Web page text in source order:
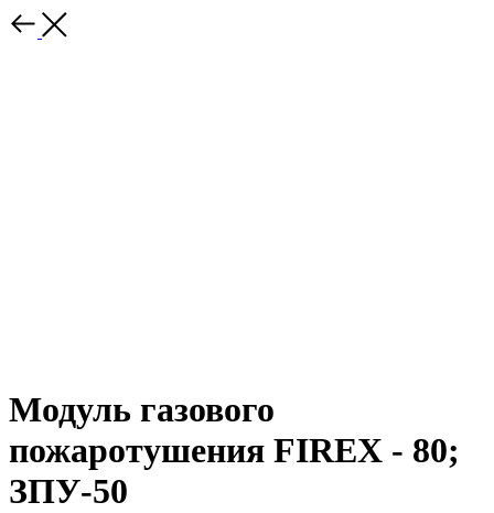
Модуль газового
пожаротушения FIREX - 80;
ЗПУ-50